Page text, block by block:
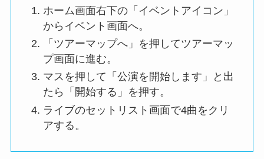
ホーム画面右下の「イベントアイコン」
からイベント画面へ。
「ツアーマップへ」を押してツアーマッ
プ画面に進む。
マスを押して「公演を開始します」と出
たら「開始する」を押す。
ライブのセットリスト画面で4曲をクリ
アする。